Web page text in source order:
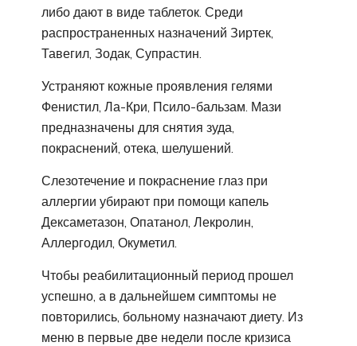
либо дают в виде таблеток. Среди
распространенных назначений Зиртек,
Тавегил, Зодак, Супрастин.
Устраняют кожные проявления гелями
Фенистил, Ла-Кри, Псило-бальзам. Мази
предназначены для снятия зуда,
покраснений, отека, шелушений.
Слезотечение и покраснение глаз при
аллергии убирают при помощи капель
Дексаметазон, Опатанол, Лекролин,
Аллергодил, Окуметил.
Чтобы реабилитационный период прошел
успешно, а в дальнейшем симптомы не
повторились, больному назначают диету. Из
меню в первые две недели после кризиса